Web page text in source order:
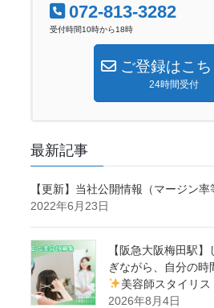
072-813-3282
受付時間10時から18時
ご登録はこ
24時間受付
最新記事
【更新】当社公開情報（マージン率
2022年6月23日
【阪急大阪梅田駅】
ぎながら、自分の時
美容師スタイリス
2026年8月4日